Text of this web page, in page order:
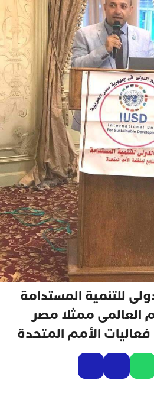
للتنمية المستدامة
العالمى ممثلا مصر
الأمم المتحدة